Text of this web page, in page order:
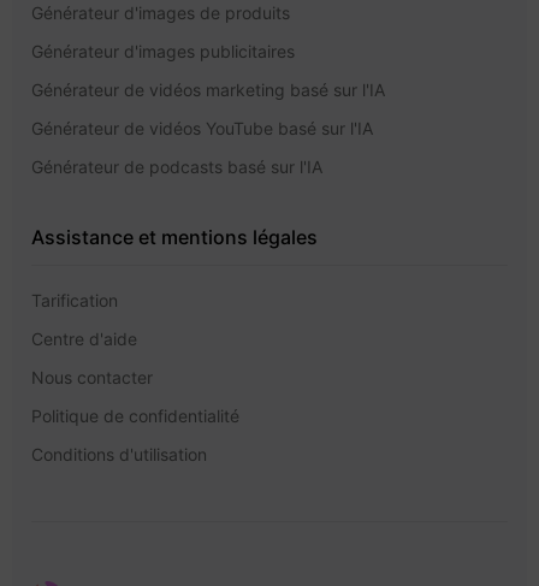
Générateur d'images de produits
Générateur d'images publicitaires
Générateur de vidéos marketing basé sur l'IA
Générateur de vidéos YouTube basé sur l'IA
Générateur de podcasts basé sur l'IA
Assistance et mentions légales
Tarification
Centre d'aide
Nous contacter
Politique de confidentialité
Conditions d'utilisation